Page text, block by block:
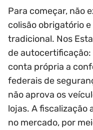
Para começar, não
colisão obrigatório
tradicional. Nos
de
conta própria a
federais de
não aprova os
lojas. A fiscalização
no mercado, por